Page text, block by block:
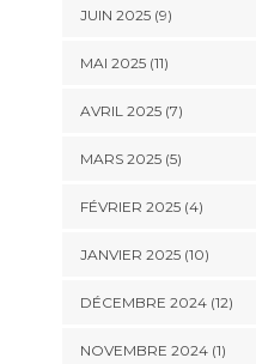
JUIN 2025 (9)
MAI 2025 (11)
AVRIL 2025 (7)
MARS 2025 (5)
FÉVRIER 2025 (4)
JANVIER 2025 (10)
DÉCEMBRE 2024 (12)
NOVEMBRE 2024 (1)